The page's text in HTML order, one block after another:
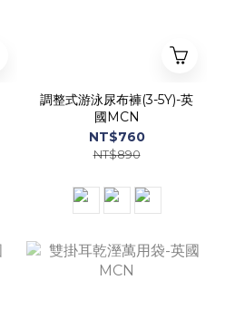
調整式游泳尿布褲(3-5Y)-英
國MCN
NT$760
NT$890